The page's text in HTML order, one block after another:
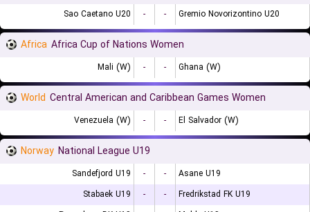
Sao Caetano U20 - - Gremio Novorizontino U20
Africa Africa Cup of Nations Women
Mali (W) - - Ghana (W)
World Central American and Caribbean Games Women
Venezuela (W) - - El Salvador (W)
Norway National League U19
Sandefjord U19 - -
Asane U19
Stabaek U19
- -
Fredrikstad FK U19